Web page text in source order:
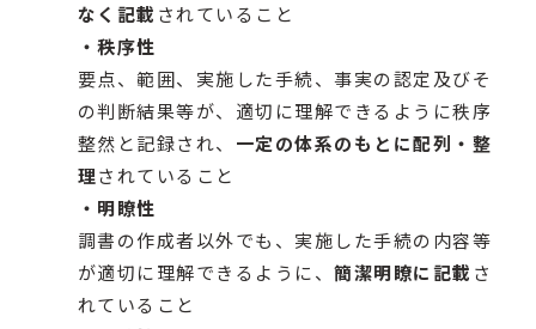
なく記載 されていること
・秩序性
要点、範囲、実施した手続、事実の認定及びそ
の判断結果等が、適切に理解できるように秩序
整然と記録され、 一定の体系のもとに配列・整
理されていること
・明瞭性
調書の作成者以外でも、実施した手続の内容等
が適切に理解できるように、簡潔明瞭に記載 さ
れていること